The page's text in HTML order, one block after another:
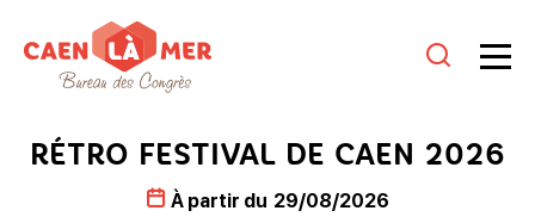
la
RÉTRO FESTIVAL DE CAEN 2026
À partir du 29/08/2026